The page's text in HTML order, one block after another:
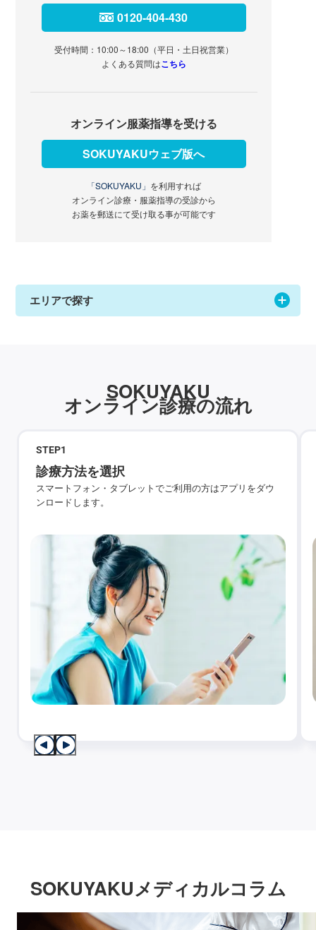
0120-404-430
受付時間：10:00～18:00（平日・土日祝営業）
よくある質問はこちら
オンライン服薬指導を受ける
SOKUYAKUウェブ版へ
「SOKUYAKU」 を利用すれば
オンライン診療・服薬指導の受診から
お薬を郵送にて受け取る事が可能です
エリアで探す
SOKUYAKU
オンライン診療の流れ
STEP1
診療方法を選択
スマートフォン・タブレットでご利用の方はアプリをダウ
ンロードします。
SOKUYAKUメディカルコラム